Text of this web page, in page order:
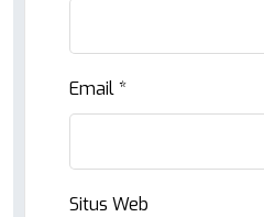
Email*
Situs Web